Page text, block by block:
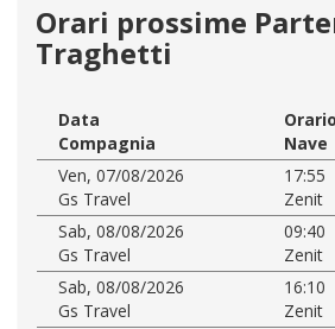
Orari prossime
Traghetti
Data
Orario
Compagnia
Nave
Ven, 07/08/2026
17:55
Gs Travel
Zenit
Sab, 08/08/2026
09:40
Gs Travel
Zenit
Sab, 08/08/2026
16:10
Gs Travel
Zenit